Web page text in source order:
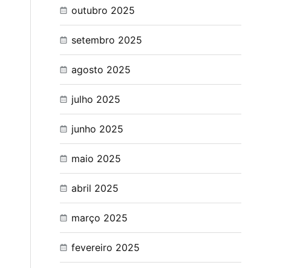
outubro 2025
setembro 2025
agosto 2025
julho 2025
junho 2025
maio 2025
abril 2025
março 2025
fevereiro 2025